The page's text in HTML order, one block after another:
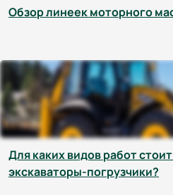
Обзор линеек моторного
Для каких видов работ
экскаваторы-погрузчики?